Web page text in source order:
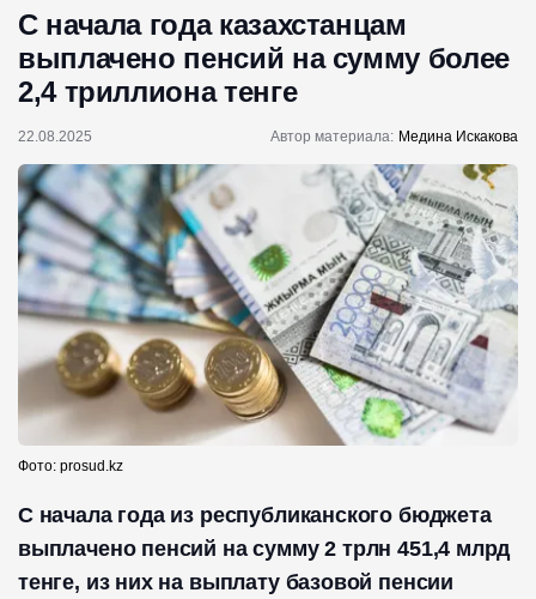
С начала года казахстанцам
выплачено пенсий на сумму более
2,4 триллиона тенге
22.08.2025 Автор материала: Медина Искакова
Фото: prosud.kz
С начала года из республиканского бюджета
выплачено пенсий на сумму 2 трлн 451,4 млрд
тенге, из них на выплату базовой пенсии